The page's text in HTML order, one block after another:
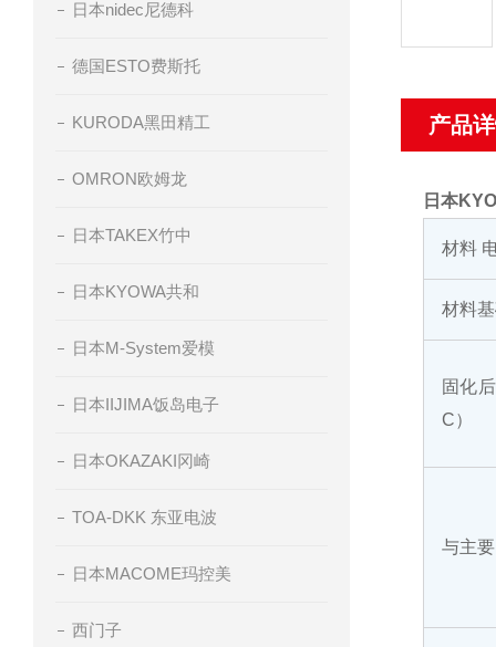
日本nidec尼德科
德国ESTO费斯托
KURODA黑田精工
OMRON欧姆龙
日本TAKEX竹中
日本KYOWA共和
日本M-System爱模
日本IIJIMA饭岛电子
日本OKAZAKI冈崎
TOA-DKK 东亚电波
日本MACOME玛控美
西门子
产品
日本
材料
材料
固化
C）
与主